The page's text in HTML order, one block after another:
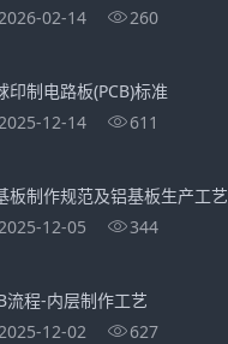
02-14
260
印制电路板(PCB)标准
12-14
611
板制作规范及铝基板生产工艺
2025-12-05
344
流程-内层制作工艺
2025-12-02
627